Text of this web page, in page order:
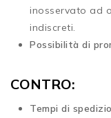
inosservato ad
indiscreti.
Possibilità di
CONTRO:
Tempi di